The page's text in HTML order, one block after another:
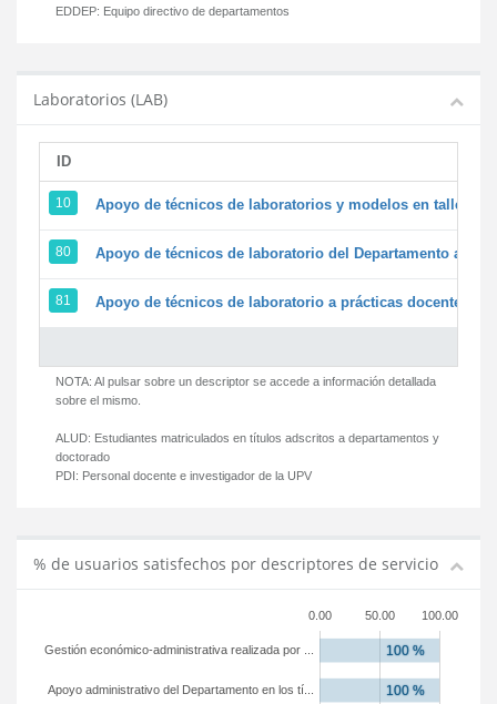
EDDEP: Equipo directivo de departamentos
Laboratorios (LAB)
ID
10 Apoyo de técnicos de laboratorios y modelos en
80 Apoyo de técnicos de laboratorio del Departamento a la
81 Apoyo de técnicos de laboratorio a prácticas docentes y
NOTA: Al pulsar sobre un descriptor se accede a información detallada
sobre el mismo.
ALUD: Estudiantes matriculados en títulos adscritos a departamentos y
doctorado
PDI: Personal docente e investigador de la UPV
% de usuarios satisfechos por descriptores de servicio
0.00 50.00 100.00
Apoyo administrativo del Departamento en los tí...
Gestión económico-administrativa realizada por ...